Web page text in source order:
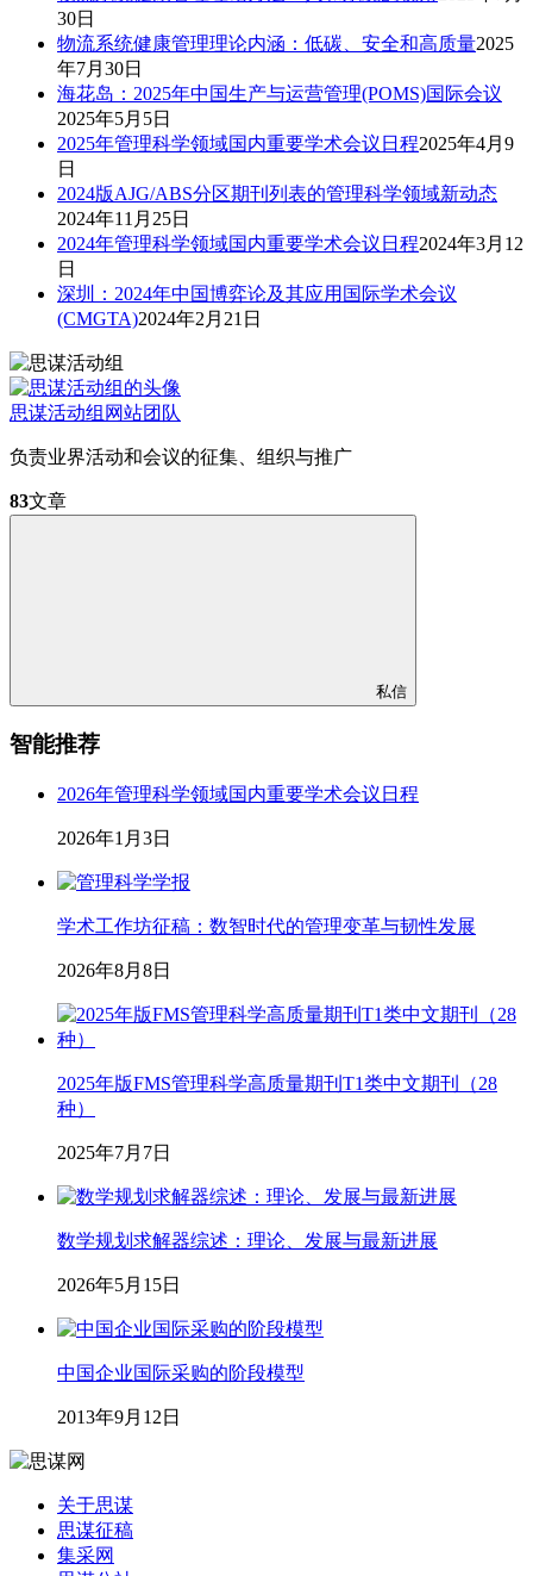
30日
物流系统健康管理理论内涵：低碳、安全和高质量2025
年7月30日
海花岛：2025年中国生产与运营管理(POMS)国际会议
2025年5月5日
2025年管理科学领域国内重要学术会议日程2025年4月9
日
2024版AJG/ABS分区期刊列表的管理科学领域新动态
2024年11月25日
2024年管理科学领域国内重要学术会议日程2024年3月12
日
深圳：2024年中国博弈论及其应用国际学术会议
(CMGTA)2024年2月21日
思谋活动组 网站团队
负责业界活动和会议的征集、组织与推广
83文章
私信
智能推荐
2026年管理科学领域国内重要学术会议日程
2026年1月3日
学术工作坊征稿：数智时代的管理变革与韧性发展
2026年8月8日
2025年版FMS管理科学高质量期刊T1类中文期刊（28
种）
2025年7月7日
数学规划求解器综述：理论、发展与最新进展
2026年5月15日
中国企业国际采购的阶段模型
2013年9月12日
关于思谋
思谋征稿
集采网